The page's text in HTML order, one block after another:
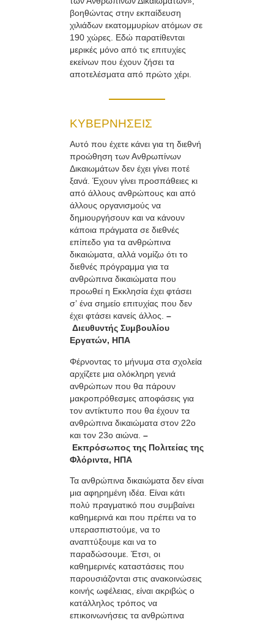
βοηθώντας στην εκπαίδευση
χιλιάδων εκατομμυρίων ατόμων σε
190 χώρες. Εδώ παρατίθενται
μερικές μόνο από τις επιτυχίες
εκείνων που έχουν ζήσει τα
αποτελέσματα από πρώτο χέρι.
ΚΥΒΕΡΝΗΣΕΙΣ
Αυτό που έχετε κάνει για τη διεθνή
προώθηση των Ανθρωπίνων
Δικαιωμάτων δεν έχει γίνει ποτέ
ξανά. Έχουν γίνει προσπάθειες κι
από άλλους ανθρώπους και από
άλλους οργανισμούς να
δημιουργήσουν και να κάνουν
κάποια πράγματα σε διεθνές
επίπεδο για τα ανθρώπινα
δικαιώματα, αλλά νομίζω ότι το
διεθνές πρόγραμμα για τα
ανθρώπινα δικαιώματα που
προωθεί η Εκκλησία έχει φτάσει
σ’ ένα σημείο επιτυχίας που δεν
έχει φτάσει κανείς άλλος. –
Διευθυντής Συμβουλίου
Εργατών, ΗΠΑ
Φέρνοντας το μήνυμα στα σχολεία
αρχίζετε μια ολόκληρη γενιά
ανθρώπων που θα πάρουν
μακροπρόθεσμες αποφάσεις για
τον αντίκτυπο που θα έχουν τα
ανθρώπινα δικαιώματα στον 22ο
και τον 23ο αιώνα. –
Εκπρόσωπος της Πολιτείας της
Φλόριντα, ΗΠΑ
Τα ανθρώπινα δικαιώματα δεν είναι
μια αφηρημένη ιδέα. Είναι κάτι
πολύ πραγματικό που συμβαίνει
καθημερινά και που πρέπει να το
υπερασπιστούμε, να το
αναπτύξουμε και να το
παραδώσουμε. Έτσι, οι
καθημερινές καταστάσεις που
παρουσιάζονται στις ανακοινώσεις
κοινής ωφέλειας, είναι ακριβώς ο
κατάλληλος τρόπος να
επικοινωνήσεις τα ανθρώπινα